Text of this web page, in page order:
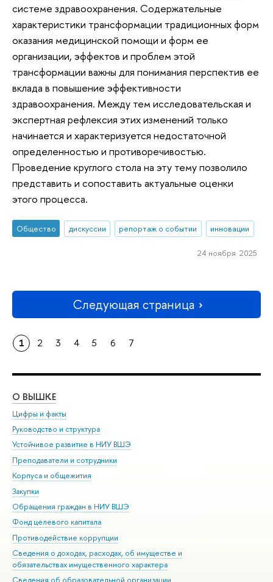
системе здравоохранения. Содержательные
характеристики трансформации традиционных форм
оказания медицинской помощи и форм ее
организации, эффектов и проблем этой
трансформации важны для понимания перспектив ее
вклада в повышение эффективности
здравоохранения. Между тем исследовательская и
экспертная рефлексия этих изменений только
начинается и характеризуется недостаточной
определенностью и противоречивостью.
Проведение круглого стола на эту тему позволило
представить и сопоставить актуальные оценки
этого процесса.
Общество дискуссии репортаж о событии инновации
24 ноября 2025
Следующая страница
1 2 3 4 5 6 7
О ВЫШКЕ
Цифры и факты
Руководство и структура
Устойчивое развитие в НИУ ВШЭ
Преподаватели и сотрудники
Корпуса и общежития
Закупки
Обращения граждан в НИУ ВШЭ
Фонд целевого капитала
Противодействие коррупции
Сведения о доходах, расходах, об имуществе и
обязательствах имущественного характера